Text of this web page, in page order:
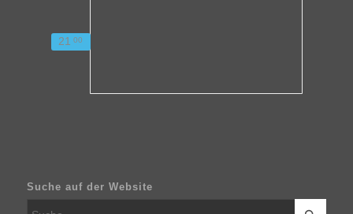
21 00
Suche auf der Website